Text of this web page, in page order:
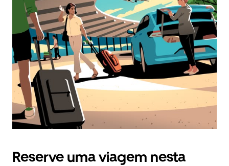
Reserve uma viagem nesta